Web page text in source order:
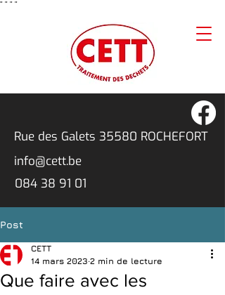
" " " "
Rue des Galets 35580 ROCHEFORT
info@cett.be
084 38 91 01
Post
Que faire avec les
CETT
14 mars 2023 2 min de lecture